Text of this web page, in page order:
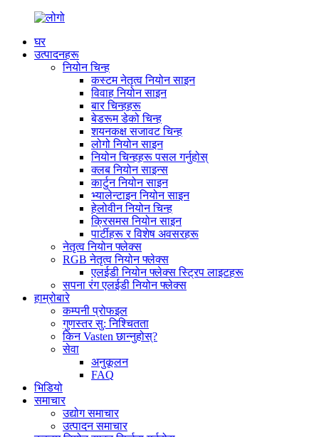
घर
उत्पादनहरू
नियोन चिन्ह
कस्टम नेतृत्व नियोन साइन
विवाह नियोन साइन
बार चिन्हहरू
बेडरूम डेको चिन्ह
शयनकक्ष सजावट चिन्ह
लोगो नियोन साइन
नियोन चिन्हहरू पसल गर्नुहोस्
क्लब नियोन साइन्स
कार्टुन नियोन साइन
भ्यालेन्टाइन नियोन साइन
हेलोवीन नियोन चिन्ह
क्रिसमस नियोन साइन
पार्टीहरू र विशेष अवसरहरू
नेतृत्व नियोन फ्लेक्स
RGB नेतृत्व नियोन फ्लेक्स
एलईडी नियोन फ्लेक्स स्ट्रिप लाइटहरू
सपना रंग एलईडी नियोन फ्लेक्स
हाम्रोबारे
कम्पनी प्रोफइल
गुणस्तर सु: निश्चितता
किन Vasten छान्नुहोस्?
सेवा
अनुकूलन
FAQ
भिडियो
समाचार
उद्योग समाचार
उत्पादन समाचार